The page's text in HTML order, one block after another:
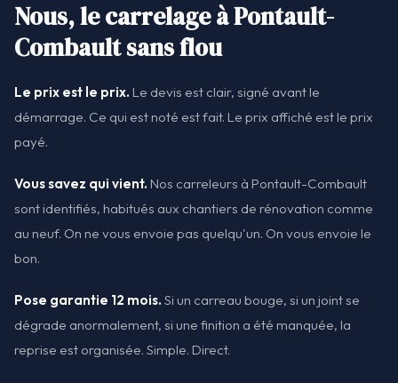
Nous, le carrelage à Pontault-
Combault sans flou
Le prix est le prix. Le devis est clair, signé avant le
démarrage. Ce qui est noté est fait. Le prix affiché est le prix
payé.
Vous savez qui vient. Nos carreleurs à Pontault-Combault
sont identifiés, habitués aux chantiers de rénovation comme
au neuf. On ne vous envoie pas quelqu'un. On vous envoie le
bon.
Pose garantie 12 mois. Si un carreau bouge, si un joint se
dégrade anormalement, si une finition a été manquée, la
reprise est organisée. Simple. Direct.